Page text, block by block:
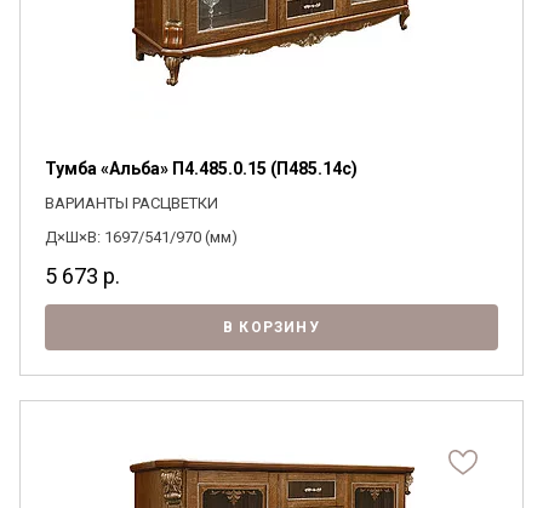
Тумба «Альба» П4.485.0.15 (П485.14с)
ВАРИАНТЫ РАСЦВЕТКИ
Д×Ш×В: 1697/541/970 (мм)
5 673 р.
В КОРЗИНУ